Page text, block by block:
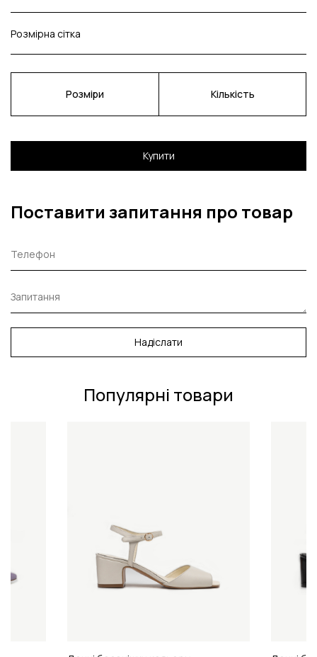
Розмірна сітка
Розміри Кількість
Купити
Поставити запитання про товар
Надіслати
Популярні товари